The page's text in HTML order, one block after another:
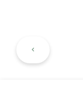
keyboard_arrow_left